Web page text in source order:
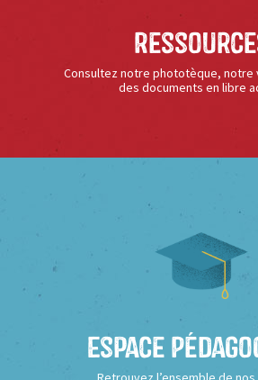
Consultez notre phototèque,
des documents en libre
Espace